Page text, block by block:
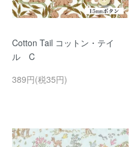
Cotton Tail コットン・テイ
ル C
389円(税35円)